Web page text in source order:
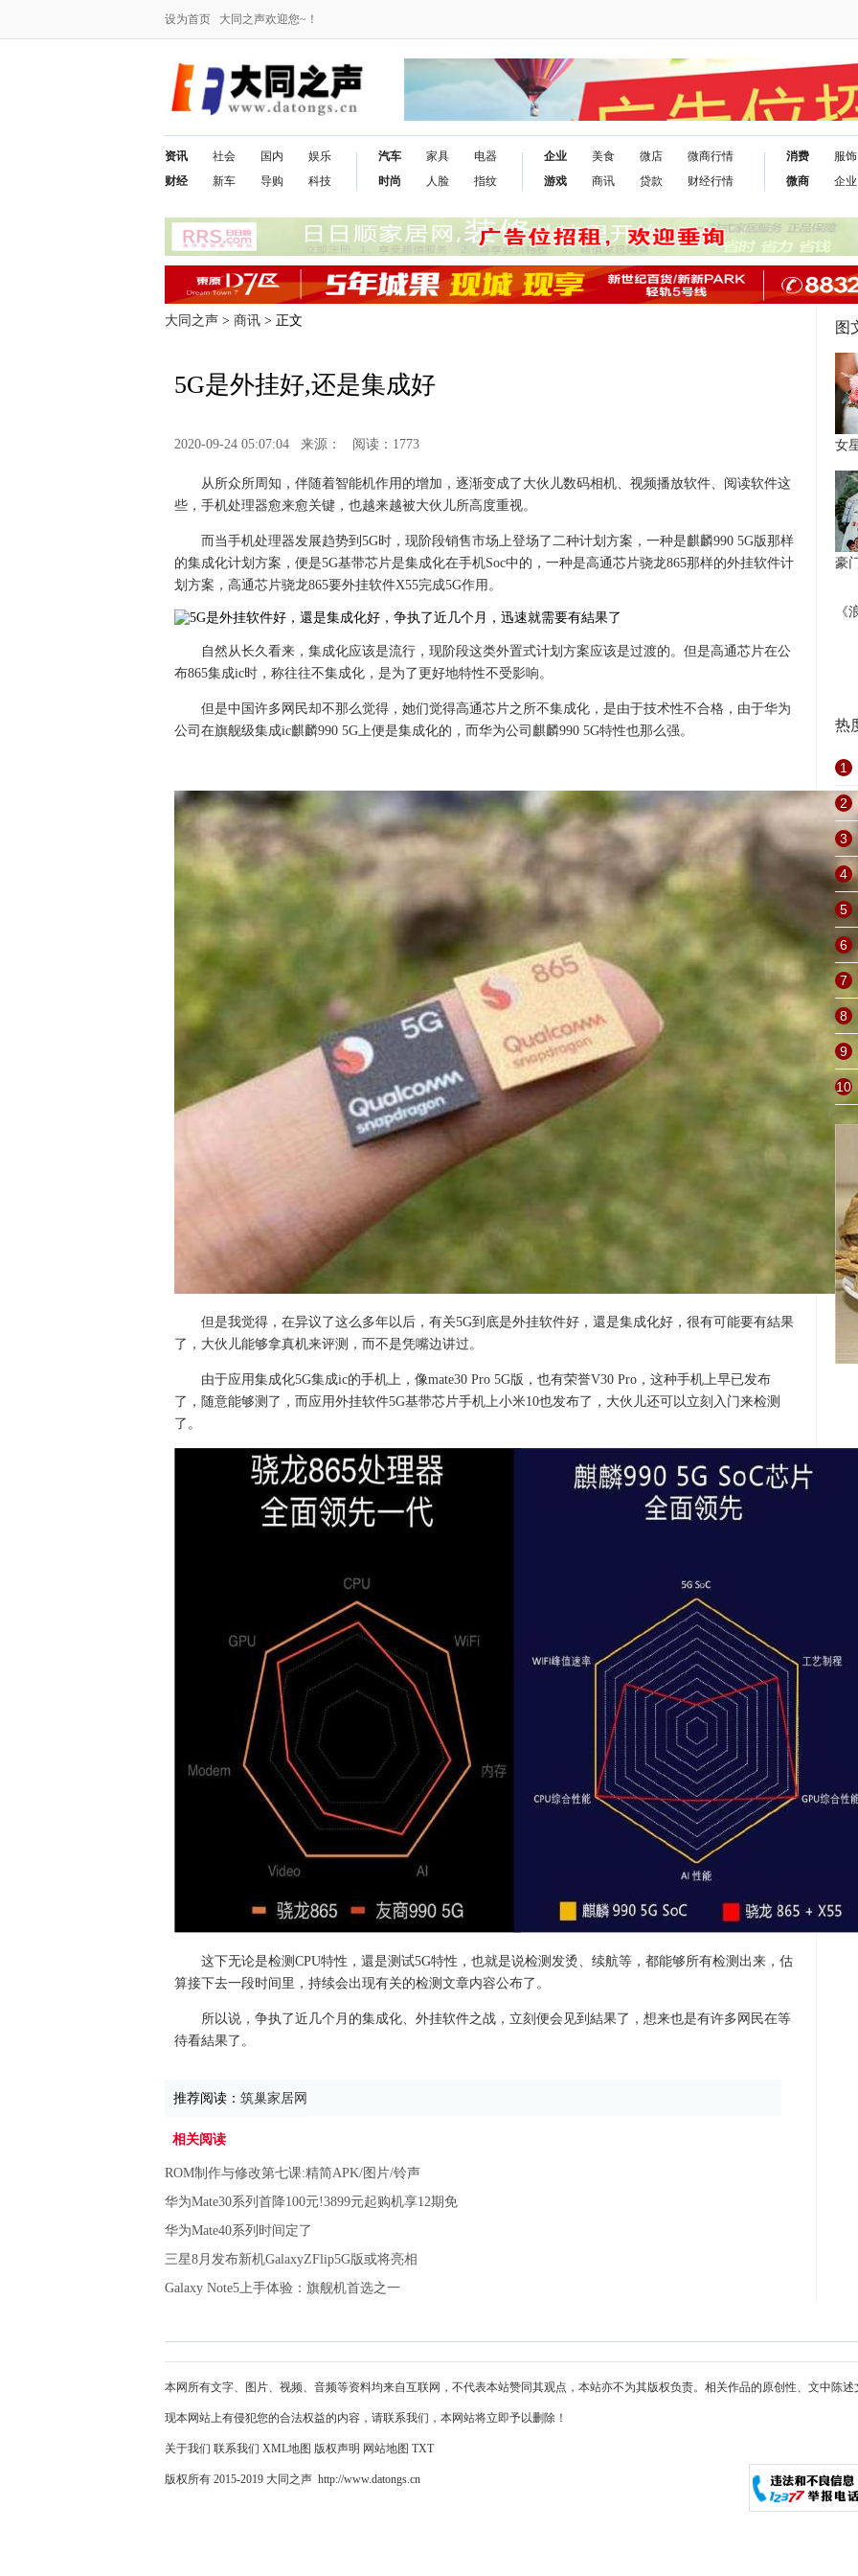
设为首页 大同之声欢迎您~！
资讯
财经
社会
新车
国内
导购
娱乐
科技
汽车
时尚
家具
人脸
电器
指纹
企业
游戏
美食
商讯
微店
贷款
微商行情
财经行情
消费
微商
服饰
企业
大同之声 > 商讯 > 正文
5G是外挂好,还是集成好
2020-09-24 05:07:04 来源： 阅读：1773
从所众所周知，伴随着智能机作用的增加，逐渐变成了大伙儿数码相机、视频播放软件、阅读软件这
些，手机处理器愈来愈关键，也越来越被大伙儿所高度重视。
而当手机处理器发展趋势到5G时，现阶段销售市场上登场了二种计划方案，一种是麒麟990 5G版那样
的集成化计划方案，便是5G基带芯片是集成化在手机Soc中的，一种是高通芯片骁龙865那样的外挂软件计
划方案，高通芯片骁龙865要外挂软件X55完成5G作用。
自然从长久看来，集成化应该是流行，现阶段这类外置式计划方案应该是过渡的。但是高通芯片在公
布865集成ic时，称往往不集成化，是为了更好地特性不受影响。
但是中国许多网民却不那么觉得，她们觉得高通芯片之所不集成化，是由于技术性不合格，由于华为
公司在旗舰级集成ic麒麟990 5G上便是集成化的，而华为公司麒麟990 5G特性也那么强。
但是我觉得，在异议了这么多年以后，有关5G到底是外挂软件好，還是集成化好，很有可能要有結果
了，大伙儿能够拿真机来评测，而不是凭嘴边讲过。
由于应用集成化5G集成ic的手机上，像mate30 Pro 5G版，也有荣誉V30 Pro，这种手机上早已发布
了，随意能够测了，而应用外挂软件5G基带芯片手机上小米10也发布了，大伙儿还可以立刻入门来检测
了。
这下无论是检测CPU特性，還是测试5G特性，也就是说检测发烫、续航等，都能够所有检测出来，估
算接下去一段时间里，持续会出现有关的检测文章内容公布了。
所以说，争执了近几个月的集成化、外挂软件之战，立刻便会见到結果了，想来也是有许多网民在等
待看結果了。
推荐阅读： 筑巢家居网
相关阅读
ROM制作与修改第七课:精简APK/图片/铃声
华为Mate30系列首降100元!3899元起购机享12期免
华为Mate40系列时间定了
三星8月发布新机GalaxyZFlip5G版或将亮相
Galaxy Note5上手体验：旗舰机首选之一
图
女
豪
《
热
1
2
3
4
5
6
7
8
9
10
本网所有文字、图片、视频、音频等资料均来自互联网，不代表本站赞同其观点，本站亦不为其版权负责。相关作品的原创性、文中陈
现本网站上有侵犯您的合法权益的内容，请联系我们，本网站将立即予以删除！
关于我们 联系我们 XML地图 版权声明 网站地图 TXT
版权所有 2015-2019 大同之声 http://www.datongs.cn